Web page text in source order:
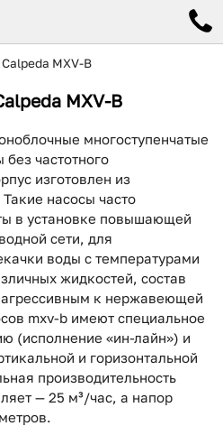
Calpeda MXV-B
MXV-B
многоступенчатые
частотного
изготовлен из
насосы часто
в установке повышающей
сети, для
воды с температурами
жидкостей, состав
агрессивным к нержавеющей
mxv-b имеют специальное
(исполнение «ин-лайн») и
и горизонтальной
производительность
— 25 м³/час, а напор